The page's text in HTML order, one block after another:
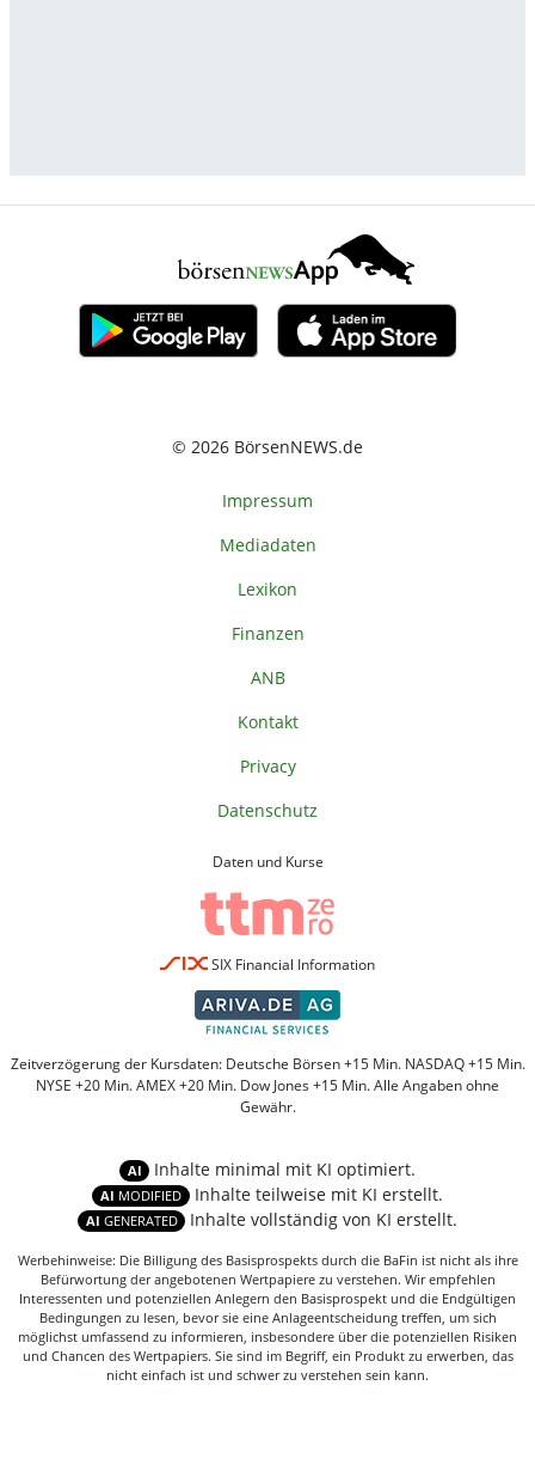
© 2026 BörsenNEWS.de
Impressum
Mediadaten
Lexikon
Finanzen
ANB
Kontakt
Privacy
Datenschutz
Daten und Kurse
SIX Financial Information
Zeitverzögerung der Kursdaten: Deutsche Börsen +15 Min. NASDAQ +15 Min.
NYSE +20 Min. AMEX +20 Min. Dow Jones +15 Min. Alle Angaben ohne
Gewähr.
AI Inhalte minimal mit KI optimiert.
AI MODIFIED Inhalte teilweise mit KI erstellt.
AI GENERATED Inhalte vollständig von KI erstellt.
Werbehinweise: Die Billigung des Basisprospekts durch die BaFin ist nicht als ihre
Befürwortung der angebotenen Wertpapiere zu verstehen. Wir empfehlen
Interessenten und potenziellen Anlegern den Basisprospekt und die Endgültigen
Bedingungen zu lesen, bevor sie eine Anlageentscheidung treffen, um sich
möglichst umfassend zu informieren, insbesondere über die potenziellen Risiken
und Chancen des Wertpapiers. Sie sind im Begriff, ein Produkt zu erwerben, das
nicht einfach ist und schwer zu verstehen sein kann.